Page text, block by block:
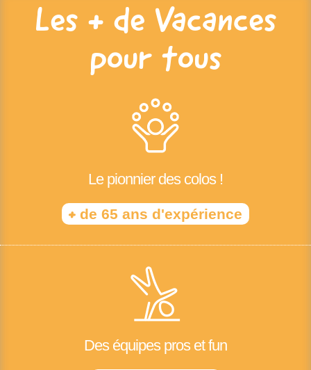
Les + de Vacances
pour tous
Le pionnier des colos !
+ de 65 ans d'expérience
Des équipes pros et fun